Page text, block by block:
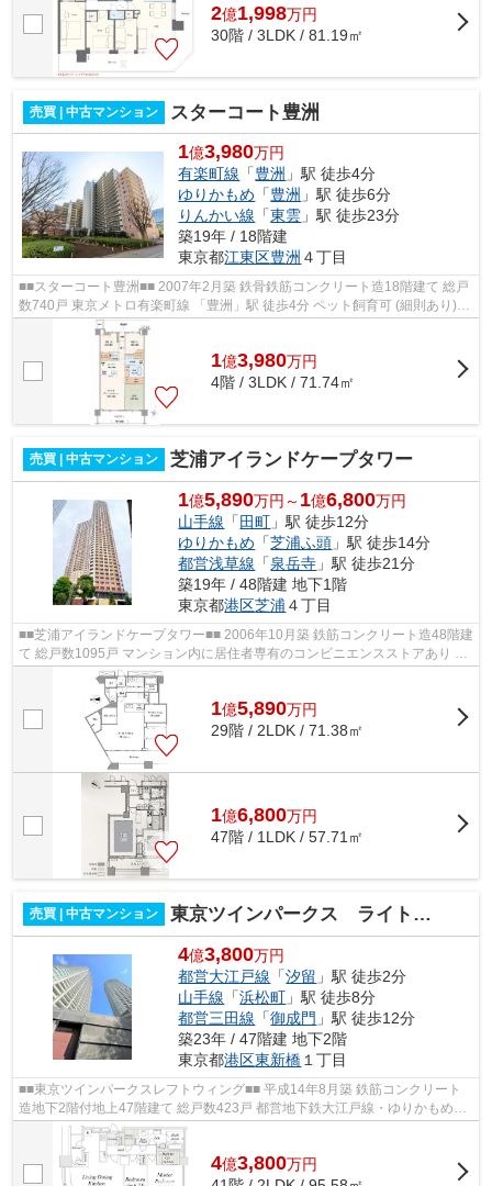
2億1,998万円
30階 / 3LDK / 81.19㎡
売買 | 中古マンション スターコート豊洲
1億3,980万円
有楽町線 「豊洲 」駅 徒歩4分
ゆりかもめ 「豊洲 」駅 徒歩6分
りんかい線 「東雲 」駅 徒歩23分
築19年 / 18階建
東京都江東区豊洲 ４丁目
■■スターコート豊洲■■ 2007年2月築 鉄骨鉄筋コンクリート造18階建て 総戸
数740戸 東京メトロ有楽町線 「豊洲」駅 徒歩4分 ペット飼育可 (細則あり)
【共用施設】※一部有償 コンシ...
1億3,980万円
4階 / 3LDK / 71.74㎡
売買 | 中古マンション 芝浦アイランドケープタワー
1億5,890万円～ 1億6,800万円
山手線 「 田町 」駅 徒歩12分
ゆりかもめ 「芝浦ふ頭 」駅 徒歩14分
都営浅草線 「泉岳寺 」駅 徒歩21分
築19年 / 48階建 地下1階
東京都港区芝浦 ４丁目
■■芝浦アイランドケープタワー■■ 2006年10月築 鉄筋コンクリート造48階建
て 総戸数1095戸 マンション内に居住者専有のコンビニエンスストアあり ペ
ット飼育可能 レンタサイクルあり ...
1億5,890万円
29階 / 2LDK / 71.38㎡
1億6,800万円
47階 / 1LDK / 57.71㎡
売買 | 中古マンション 東京ツインパークス ライトウィング
4億3,800万円
都営大江戸線 「汐留 」駅 徒歩2分
山手線 「浜松町 」駅 徒歩8分
都営三田線 「御成門 」駅 徒歩12分
築23年 / 47階建 地下2階
東京都港区東新橋 １丁目
■■東京ツインパークスレフトウィング■■ 平成14年8月築 鉄筋コンクリート
造地下2階付地上47階建て 総戸数423戸 都営地下鉄大江戸線・ゆりかもめ
「汐留」駅徒歩2分 JR山手線・京浜東北...
4億3,800万円